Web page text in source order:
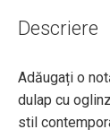
Descriere
Adăugați o
dulap cu
stil